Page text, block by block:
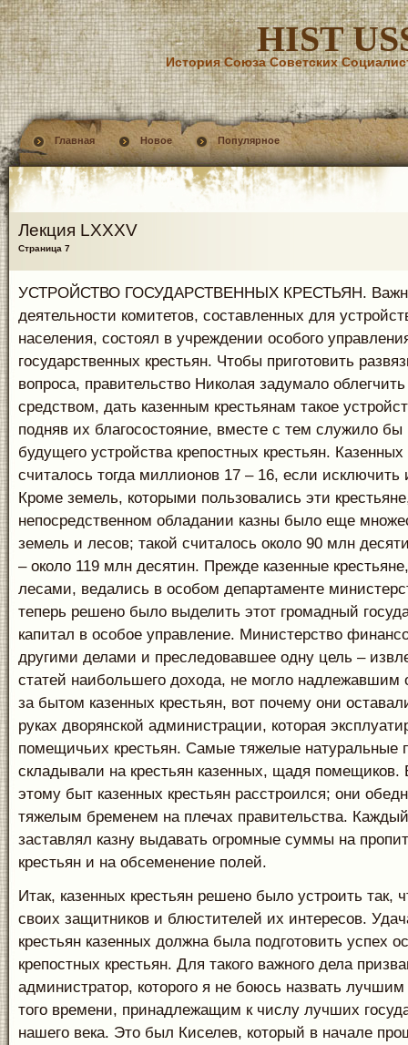
HIST
История Союза Советских
Главная Новое Популярное
Лекция LXXXV
Страница 7
УСТРОЙСТВО ГОСУДАРСТВЕННЫХ КРЕСТЬЯН.
деятельности комитетов, составленных для
населения, состоял в учреждении особого
государственных крестьян. Чтобы приготовить
вопроса, правительство Николая задумало
средством, дать казенным крестьянам такое
подняв их благосостояние, вместе с тем служило
будущего устройства крепостных крестьян. Казенных
считалось тогда миллионов 17 – 16, если исключить
Кроме земель, которыми пользовались эти
непосредственном обладании казны было еще
земель и лесов; такой считалось около 90 млн
– около 119 млн десятин. Прежде казенные
лесами, ведались в особом департаменте
теперь решено было выделить этот громадный
капитал в особое управление. Министерство
другими делами и преследовавшее одну цель –
статей наибольшего дохода, не могло надлежавшим
за бытом казенных крестьян, вот почему они
руках дворянской администрации, которая
помещичьих крестьян. Самые тяжелые натуральные
складывали на крестьян казенных, щадя помещиков.
этому быт казенных крестьян расстроился; они
тяжелым бременем на плечах правительства.
заставлял казну выдавать огромные суммы на
крестьян и на обсеменение полей.
Итак, казенных крестьян решено было устроить так,
своих защитников и блюстителей их интересов.
крестьян казенных должна была подготовить успех
крепостных крестьян. Для такого важного дела
администратор, которого я не боюсь назвать
того времени, принадлежащим к числу лучших
нашего века. Это был Киселев, который в начале